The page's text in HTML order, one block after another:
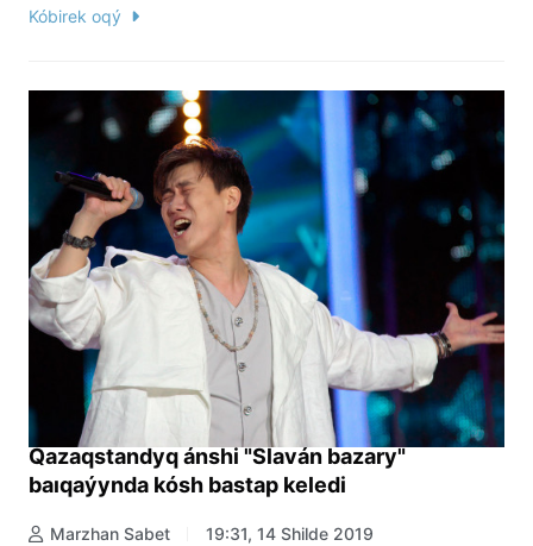
Kóbirek oqý
Qazaqstandyq ánshi "Slaván bazary"
baıqaýynda kósh bastap keledi
Marzhan Sabet 19:31, 14 Shilde 2019